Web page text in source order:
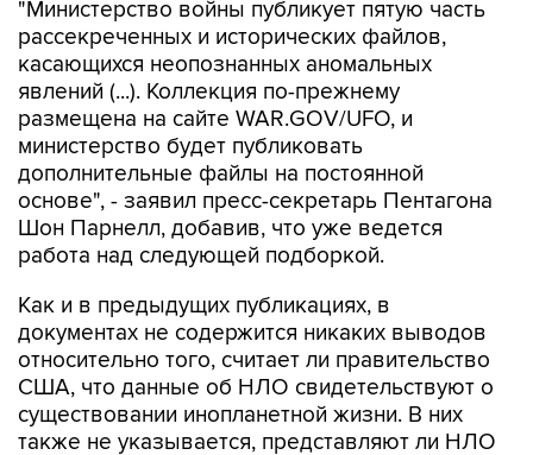
касающихся неопознанных аномальных
явлений (...). Коллекция по-прежнему
размещена на сайте WAR.GOV/UFO, и
министерство будет публиковать
дополнительные файлы на постоянной
основе", - заявил пресс-секретарь Пентагона
Шон Парнелл, добавив, что уже ведется
работа над следующей подборкой.
Как и в предыдущих публикациях, в
относительно того, считает ли правительство
США, что данные об НЛО свидетельствуют о
существовании инопланетной жизни. В них
также не указывается, представляют ли НЛО
угрозу национальной безопасности США.